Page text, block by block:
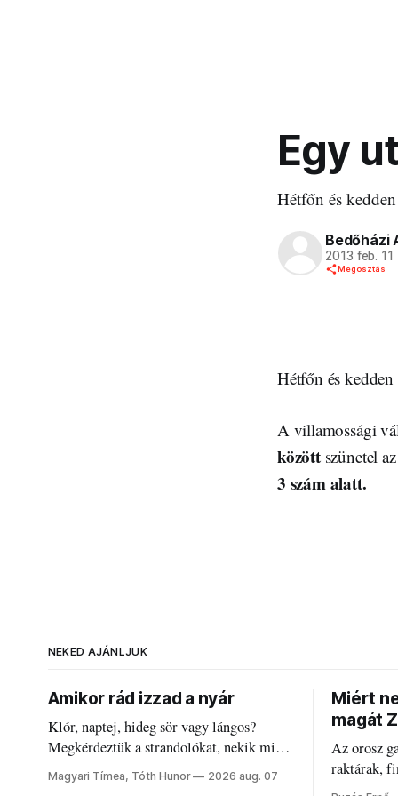
Egy
Hétfőn és
Bedőházi
2013 feb. 11
Megosztás
Hétfőn és
A villamossági
közöttszünetel
3 szám alatt.
NEKED AJÁNLJUK
Amikor rád izzad a nyár
Klór, naptej, hideg sör vagy lángos?
Megkérdeztük a strandolókat, nekik mi
jelenti a nyarat, és hogyan bírják a
kánikulát.
Magyari Tímea, Tóth Hunor 2026 aug. 07
Miért
magát
Az orosz
raktárak,
Akárcsak